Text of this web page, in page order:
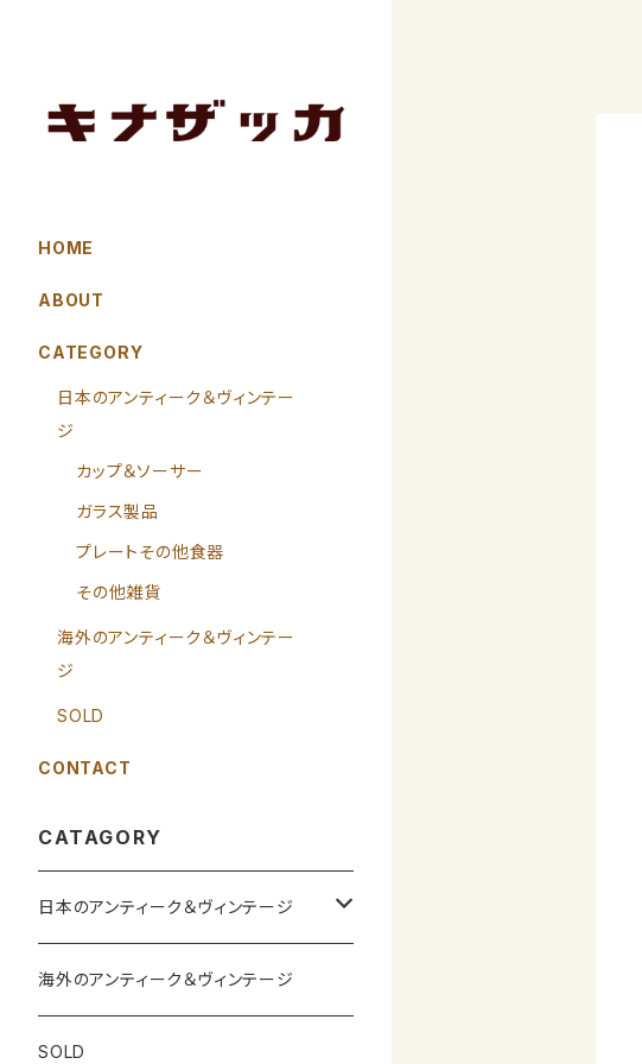
HOME
ABOUT
CATEGORY
日本のアンティーク＆ヴィンテー
ジ
カップ＆ソーサー
ガラス製品
プレートその他食器
その他雑貨
海外のアンティーク＆ヴィンテー
ジ
SOLD
CONTACT
CATAGORY
日本のアンティーク＆ヴィンテージ
カップ＆ソーサー
ガラス製品
海外のアンティーク＆ヴィンテージ
SOLD